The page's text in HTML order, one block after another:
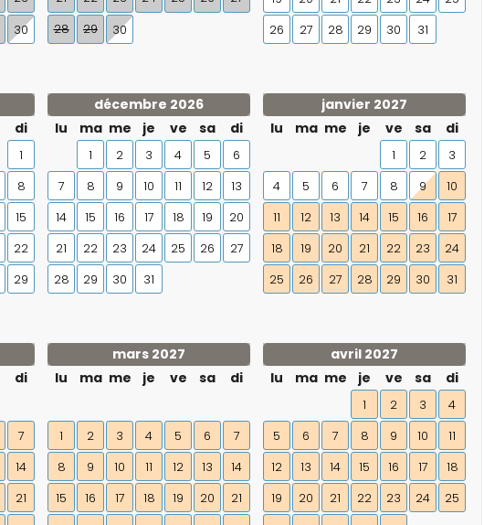
30
28
29 30
26
27 28 29 30 31
di
1
8
15
22
29
décembre 2026
lu
ma me je ve sa di
1 2 3 4 5
6
7
8 9 10 11 12
13
14
15 16 17 18 19
20
21
22 23 24 25 26
27
28
29 30 31
janvier 2027
lu
ma me je ve sa di
1 2
3
4
5 6 7 8 9
10
11
12 13 14 15 16
17
18
19 20 21 22 23
24
25
26 27 28 29 30 31
di
7
14
21
mars 2027
lu
ma me je ve sa di
1 2 3 4 5 6
7
8
9 10 11 12 13
14
15
16 17 18 19 20
21
avril 2027
lu
ma me je ve sa di
1 2 3
4
5
6 7 8 9 10
11
12
13 14 15 16 17
18
19
20 21 22 23 24
25